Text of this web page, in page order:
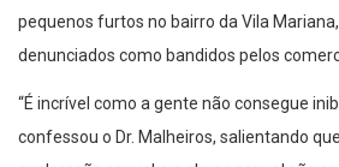
pequenos furtos no bairro da Vila
denunciados como bandidos pelos
“É incrível como a gente não consegue
confessou o Dr. Malheiros, salientando